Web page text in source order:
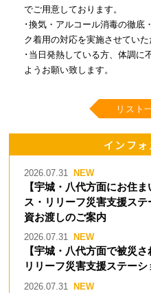
でご用意しております。
･換気・アルコール消毒の徹底
ク着用の対応を実施させていた
･当日発熱している方、体調に
ようお願い致します。
リスト
インフ
2026.07.31
【宇城・八代方面にお住
ス・リリーフ災害支援ス
資お渡しのご案内
2026.07.31
【宇城・八代方面で被災
リリーフ災害支援ステー
2026.07.31